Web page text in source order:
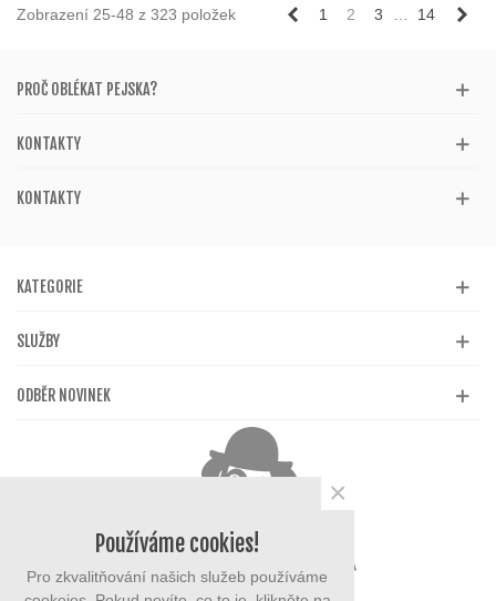
Zobrazení 25-48 z 323 položek Předchozí
1 2 3 14
PROČ OBLÉKAT PEJSKA?
KONTAKTY
KONTAKTY
KATEGORIE
SLUŽBY
ODBĚR NOVINEK
Používáme cookies!
Pro zkvalitňování našich služeb používáme
×